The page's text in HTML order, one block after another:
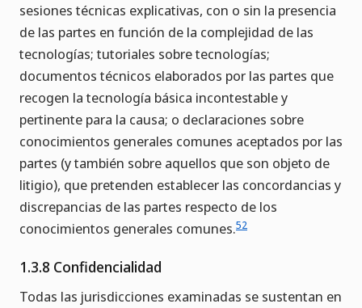
sesiones técnicas explicativas, con o sin la presencia
de las partes en función de la complejidad de las
tecnologías; tutoriales sobre tecnologías;
documentos técnicos elaborados por las partes que
recogen la tecnología básica incontestable y
pertinente para la causa; o declaraciones sobre
conocimientos generales comunes aceptados por las
partes (y también sobre aquellos que son objeto de
litigio), que pretenden establecer las concordancias y
discrepancias de las partes respecto de los
conocimientos generales comunes.52
1.3.8 Confidencialidad
Todas las jurisdicciones examinadas se sustentan en